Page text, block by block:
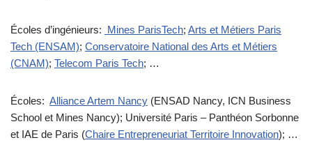
Écoles d’ingénieurs: Mines ParisTech; Arts et Métiers Paris
Tech (ENSAM); Conservatoire National des Arts et Métiers
(CNAM); Telecom Paris Tech; …
Écoles: Alliance Artem Nancy (ENSAD Nancy, ICN Business
School et Mines Nancy); Université Paris – Panthéon Sorbonne
et IAE de Paris (Chaire Entrepreneuriat Territoire Innovation); …